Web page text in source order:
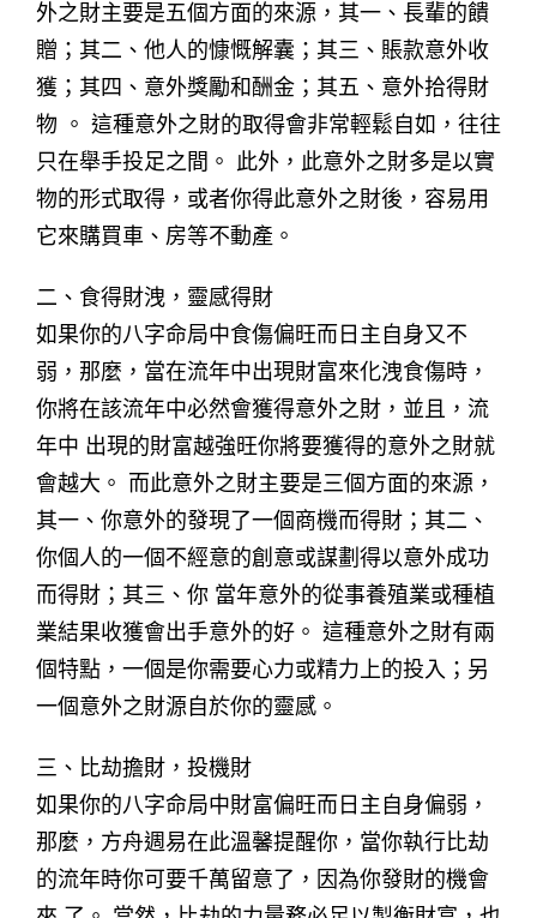
外之財主要是五個方面的來源，其一、長輩的饋
贈；其二、他人的慷慨解囊；其三、賬款意外收
獲；其四、意外獎勵和酬金；其五、意外拾得財
物 。 這種意外之財的取得會非常輕鬆自如，往往
只在舉手投足之間。 此外，此意外之財多是以實
物的形式取得，或者你得此意外之財後，容易用
它來購買車、房等不動產。
二、食得財洩，靈感得財
如果你的八字命局中食傷偏旺而日主自身又不
弱，那麼，當在流年中出現財富來化洩食傷時，
你將在該流年中必然會獲得意外之財，並且，流
年中 出現的財富越強旺你將要獲得的意外之財就
會越大。 而此意外之財主要是三個方面的來源，
其一、你意外的發現了一個商機而得財；其二、
你個人的一個不經意的創意或謀劃得以意外成功
而得財；其三、你 當年意外的從事養殖業或種植
業結果收獲會出手意外的好。 這種意外之財有兩
個特點，一個是你需要心力或精力上的投入；另
一個意外之財源自於你的靈感。
三、比劫擔財，投機財
如果你的八字命局中財富偏旺而日主自身偏弱，
那麼，方舟週易在此溫馨提醒你，當你執行比劫
的流年時你可要千萬留意了，因為你發財的機會